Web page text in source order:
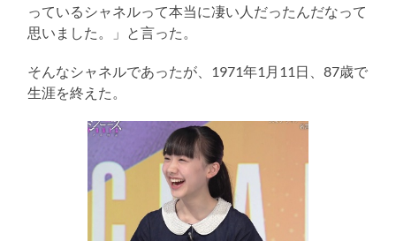
っているシャネルって本当に凄い人だったんだなって
思いました。」と言った。
そんなシャネルであったが、1971年1月11日、87歳で
生涯を終えた。